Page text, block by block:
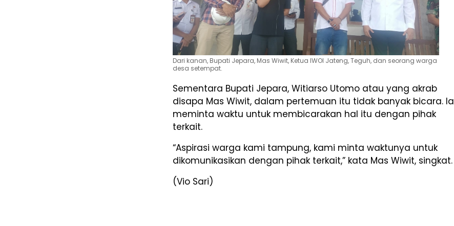
Dari kanan, Bupati Jepara, Mas Wiwit, Ketua IWOI Jateng, Teguh, dan seorang warga
desa setempat.
Sementara Bupati Jepara, Witiarso Utomo atau yang akrab
disapa Mas Wiwit, dalam pertemuan itu tidak banyak bicara. Ia
meminta waktu untuk membicarakan hal itu dengan pihak
terkait.
“Aspirasi warga kami tampung, kami minta waktunya untuk
dikomunikasikan dengan pihak terkait,” kata Mas Wiwit, singkat.
(Vio Sari)